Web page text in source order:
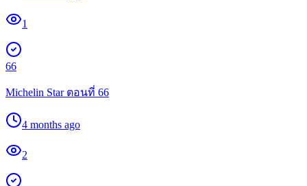
1
66
Michelin Star ตอนที่ 66
4 months ago
2